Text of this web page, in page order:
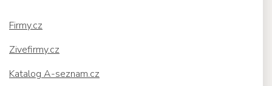
Firmy.cz
Zivefirmy.cz
Katalog A-seznam.cz